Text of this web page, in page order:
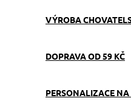
VÝROBA
DOPRAVA OD 59 KČ
PERSONALIZACE